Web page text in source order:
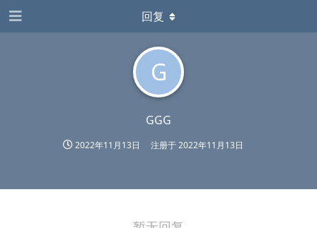
G
GGG
2022年11月13日 注册于2022年11月13日
回复